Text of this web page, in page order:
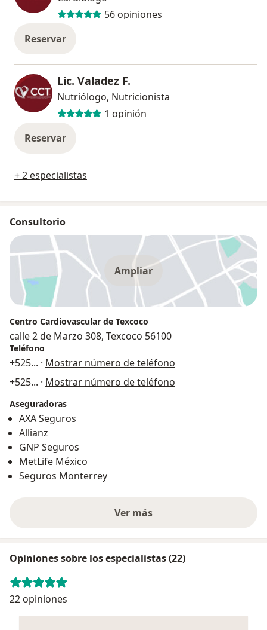
56 opiniones
Reservar
Lic. Valadez F.
Nutriólogo, Nutricionista
1 opinión
Reservar
+ 2 especialistas
Consultorio
Ampliar
Centro Cardiovascular de Texcoco
calle 2 de Marzo 308, Texcoco 56100
Teléfono
+525... · Mostrar número de teléfono
+525... · Mostrar número de teléfono
Aseguradoras
AXA Seguros
Allianz
GNP Seguros
MetLife México
Seguros Monterrey
Ver más
Opiniones sobre los especialistas (22)
22 opiniones